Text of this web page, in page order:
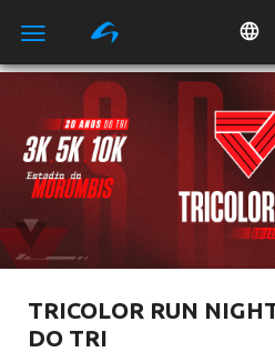

TRICOLOR RUN
DO TRI